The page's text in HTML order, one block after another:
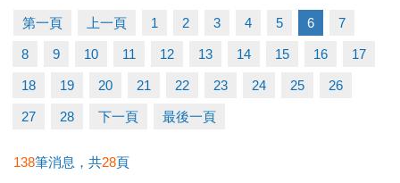
▶ 有氧、瑜珈、飛輪需年滿15歲；懸吊、空瑜需年滿
18歲。
▶ 若因人數不足無法開班，將於開課前通知，並請持
原信用卡、繳費憑證及發票至本中心辦理退費。
-洽詢專線：03-2639066 #112
第一頁 上一頁 1 2 3 4 5 6 7
8 9 10 11 12 13 14 15 16 17
18 19 20 21 22 23 24 25 26
27 28 下一頁 最後一頁
138筆消息，共28頁